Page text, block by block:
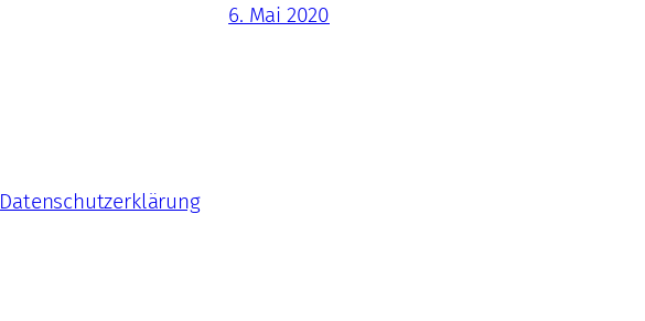
6. Mai 2020
Datenschutzerklärung